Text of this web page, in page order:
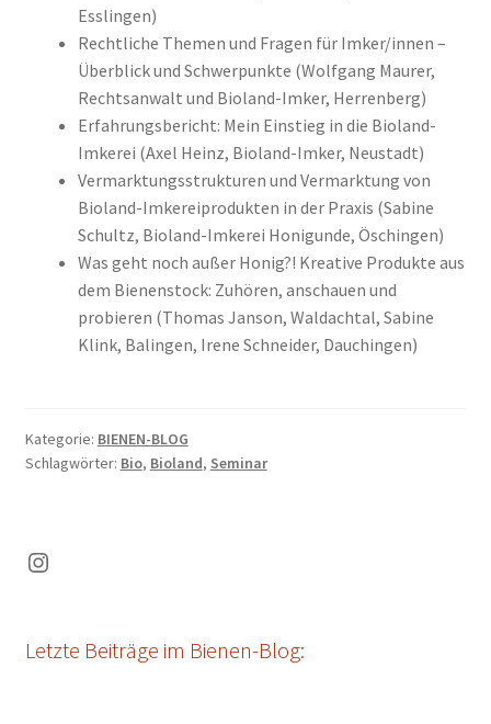
Esslingen)
Rechtliche Themen und Fragen für Imker/innen –
Überblick und Schwerpunkte (Wolfgang Maurer,
Rechtsanwalt und Bioland-Imker, Herrenberg)
Erfahrungsbericht: Mein Einstieg in die Bioland-
Imkerei (Axel Heinz, Bioland-Imker, Neustadt)
Vermarktungsstrukturen und Vermarktung von
Bioland-Imkereiprodukten in der Praxis (Sabine
Schultz, Bioland-Imkerei Honigunde, Öschingen)
Was geht noch außer Honig?! Kreative Produkte aus
dem Bienenstock: Zuhören, anschauen und
probieren (Thomas Janson, Waldachtal, Sabine
Klink, Balingen, Irene Schneider, Dauchingen)
Kategorie: BIENEN-BLOG
Schlagwörter: Bio, Bioland, Seminar
Instagram
Letzte Beiträge im Bienen-Blog: